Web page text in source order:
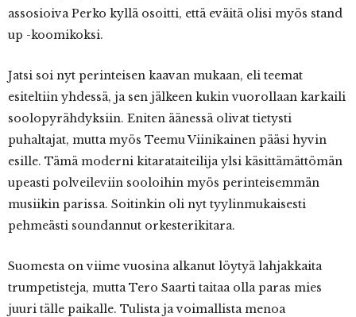
assosioiva Perko kyllä osoitti, että eväitä olisi myös stand
up -koomikoksi.
Jatsi soi nyt perinteisen kaavan mukaan, eli teemat
esiteltiin yhdessä, ja sen jälkeen kukin vuorollaan karkaili
soolopyrähdyksiin. Eniten äänessä olivat tietysti
puhaltajat, mutta myös Teemu Viinikainen pääsi hyvin
esille. Tämä moderni kitarataiteilija ylsi käsittämättömän
upeasti polveileviin sooloihin myös perinteisemmän
musiikin parissa. Soitinkin oli nyt tyylinmukaisesti
pehmeästi soundannut orkesterikitara.
Suomesta on viime vuosina alkanut löytyä lahjakkaita
trumpetisteja, mutta Tero Saarti taitaa olla paras mies
juuri tälle paikalle. Tulista ja voimallista menoa